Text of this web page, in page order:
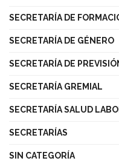
SECRETARÍA DE
SECRETARÍA DE GÉNERO
SECRETARÍA DE
SECRETARÍA GREMIAL
SECRETARÍA SALUD
SECRETARÍAS
SIN CATEGORÍA